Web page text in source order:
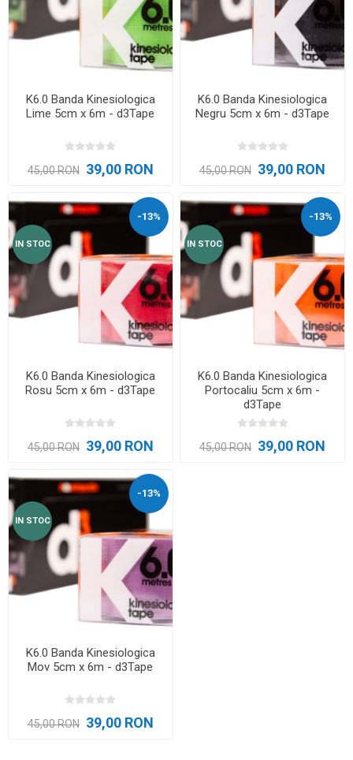
K6.0 Banda Kinesiologica
Lime 5cm x 6m - d3Tape
45,00 RON 39,00 RON
K6.0 Banda Kinesiologica
Negru 5cm x 6m - d3Tape
45,00 RON 39,00 RON
-13%
IN STOC
K6.0 Banda Kinesiologica
Rosu 5cm x 6m - d3Tape
45,00 RON 39,00 RON
-13%
IN STOC
K6.0 Banda Kinesiologica
Portocaliu 5cm x 6m -
d3Tape
45,00 RON 39,00 RON
-13%
IN STOC
K6.0 Banda Kinesiologica
Mov 5cm x 6m - d3Tape
45,00 RON 39,00 RON